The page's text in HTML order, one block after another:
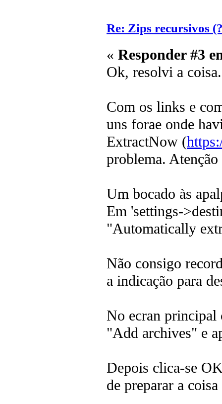
Re: Zips recursivos
« Responder #3
Ok, resolvi a coisa.
Com os links e
uns forae onde
ExtractNow (
problema. Atenção
Um bocado às
Em 'settings-
"Automatically
Não consigo
a indicação para
No ecran principal
"Add archives" e
Depois clica-se
de preparar a